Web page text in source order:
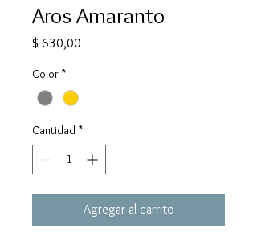
Aros Amaranto
$ 630,00
Color *
Cantidad *
Agregar al carrito